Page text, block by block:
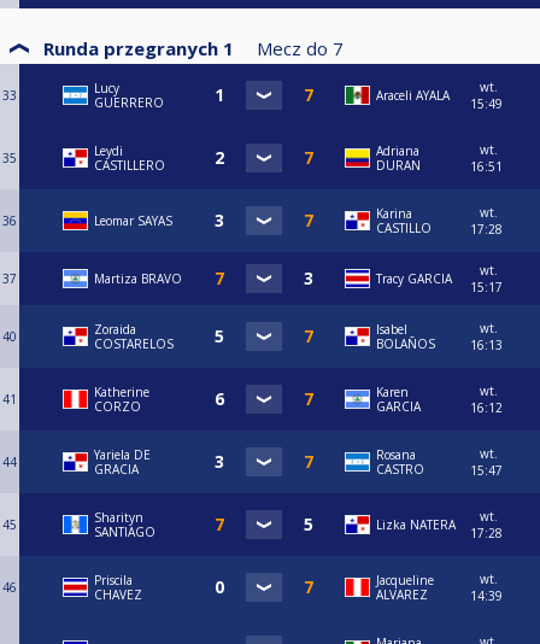
Runda przegranych 1 Mecz do 7
33
Lucy
GUERRERO
Araceli AYALA
wt.
15:49
35
Leydi
CASTILLERO
Adriana
DURAN
wt.
16:51
36 Leomar SAYAS
Karina
CASTILLO
wt.
17:28
37 Martiza BRAVO Tracy GARCIA
wt.
15:17
40
Zoraida
COSTARELOS
Isabel
BOLAÑOS
wt.
16:13
41
Katherine
CORZO
Karen
GARCIA
wt.
16:12
44
Yariela DE
GRACIA
Rosana
CASTRO
wt.
15:47
45
Sharityn
SANTIAGO
Lizka NATERA
wt.
17:28
46
Priscila
CHAVEZ
Jacqueline
ALVAREZ
wt.
14:39